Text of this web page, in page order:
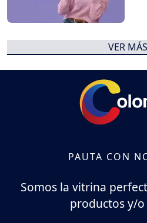
VER
PAUTA CON
Somos la vitrina
productos y/o